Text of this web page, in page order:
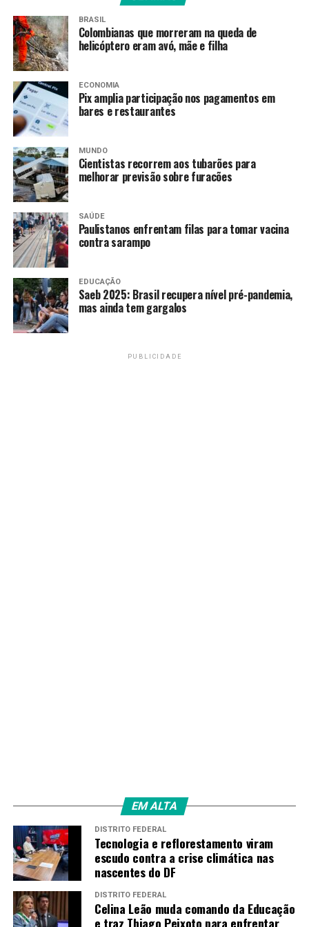
atenção das autoridades”,
disse, nesta sexta-feira
(31), à
presidente da ONG, André
Melo.
Ele reforçou que a região já foi objeto de incursões sérias
da polícia e a preocupação era que as equipes da ONG e
as pessoas da comunidade assistidas não corressem risco
de morte no local.
Atendimentos
Atualmente, estão cadastradas na ONG 250 crianças.
Entre crianças, jovens e adultos que frequentam o local
diariamente, são cerca de 120 pessoas. A organização
funciona de segunda-feira a sábado, das 8h às 18h. Há
atividades regulares que ocorrem no contra turno das
BRASIL
Colombianas que morreram na queda de
helicóptero eram avó, mãe e filha
ECONOMIA
Pix amplia participação nos pagamentos em
bares e restaurantes
MUNDO
Cientistas recorrem aos tubarões para
melhorar previsão sobre furacões
SAÚDE
Paulistanos enfrentam filas para tomar vacina
contra sarampo
EDUCAÇÃO
Saeb 2025: Brasil recupera nível pré-pandemia,
mas ainda tem gargalos
PUBLICIDADE
EM ALTA
DISTRITO FEDERAL
Tecnologia e reflorestamento viram
escudo contra a crise climática nas
nascentes do DF
DISTRITO FEDERAL
Celina Leão muda comando da Educação
e traz Thiago Peixoto para enfrentar